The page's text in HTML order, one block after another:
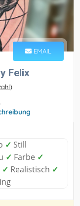
EMAIL
Felix
)
✓ Still
✓ Farbe ✓
✓ Realistisch ✓